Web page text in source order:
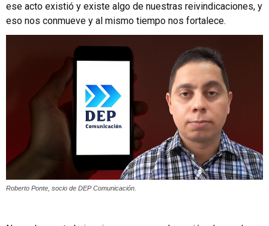
ese acto existió y existe algo de nuestras reivindicaciones, y
eso nos conmueve y al mismo tiempo nos fortalece.
Roberto Ponte, socio de DEP Comunicación.